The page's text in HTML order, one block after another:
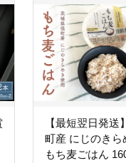
【最短翌日発送
町産 にじのきら
もち麦ごはん